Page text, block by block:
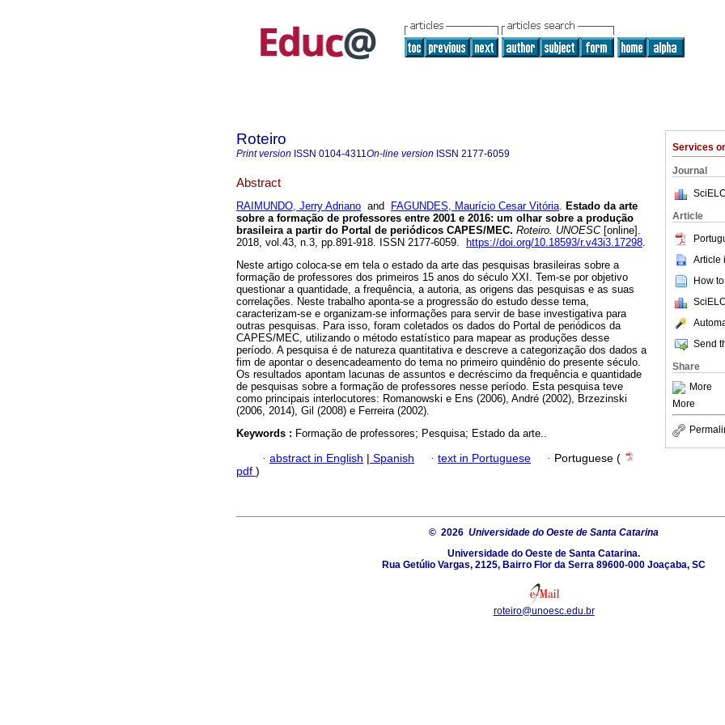
Services
Journal
Article
Article
How
Send
Share
More
More
Roteiro
Print version ISSN 0104-4311On-line version ISSN 2177-6059
Abstract
RAIMUNDO, Jerry Adriano and FAGUNDES, Maurício Cesar Vitória. Estado da arte
sobre a formação de professores entre 2001 e 2016: um olhar sobre a produção
brasileira a partir do Portal de periódicos CAPES/MEC. Roteiro. UNOESC[online].
2018, vol.43, n.3, pp.891-918. ISSN 2177-6059.
https://doi.org/10.18593/r.v43i3.17298.
Neste artigo coloca-se em tela o estado da arte das pesquisas brasileiras sobre a
formação de professores dos primeiros 15 anos do século XXI. Tem-se por objetivo
questionar a quantidade, a frequência, a autoria, as origens das pesquisas e as suas
correlações. Neste trabalho aponta-se a progressão do estudo desse tema,
caracterizam-se e organizam-se informações para servir de base investigativa para
outras pesquisas. Para isso, foram coletados os dados do Portal de periódicos da
CAPES/MEC, utilizando o método estatístico para mapear as produções desse
período. A pesquisa é de natureza quantitativa e descreve a categorização dos dados a
fim de apontar o desencadeamento do tema no primeiro quindênio do presente século.
Os resultados apontam lacunas de assuntos e decréscimo da frequência e quantidade
de pesquisas sobre a formação de professores nesse período. Esta pesquisa teve
como principais interlocutores: Romanowski e Ens (2006), André (2002), Brzezinski
(2006, 2014), Gil (2008) e Ferreira (2002).
Keywords : Formação de professores; Pesquisa; Estado da arte..
· abstract in English | Spanish · text in Portuguese · Portuguese (
pdf )
© 2026 Universidade do Oeste de Santa Catarina
Universidade do Oeste de Santa Catarina.
Rua Getúlio Vargas, 2125, Bairro Flor da Serra 89600-000 Joaçaba, SC
roteiro@unoesc.edu.br